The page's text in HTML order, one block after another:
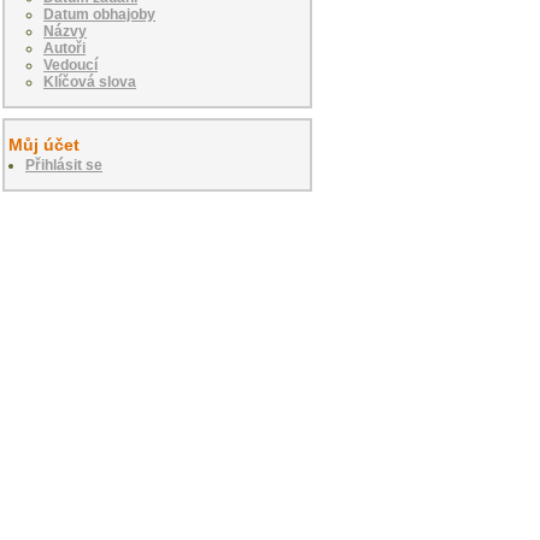
Datum obhajoby
Názvy
Autoři
Vedoucí
Klíčová slova
Můj účet
Přihlásit se